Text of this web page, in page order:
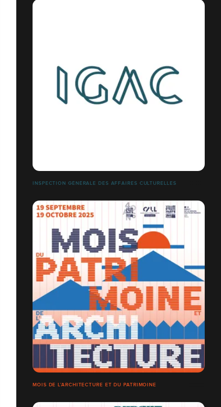
INSPECTION GÉNÉRALE DES AFFAIRES CULTURELLES
MOIS DE L’ARCHITECTURE ET DU PATRIMOINE